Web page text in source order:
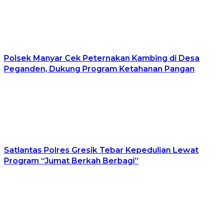
Polsek Manyar Cek Peternakan Kambing di Desa
Peganden, Dukung Program Ketahanan Pangan
Satlantas Polres Gresik Tebar Kepedulian Lewat
Program “Jumat Berkah Berbagi”